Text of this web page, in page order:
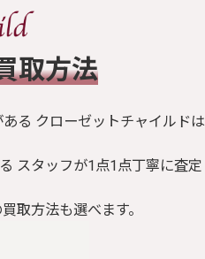
取方法
る クローゼットチャイルドは
スタッフが1点1点丁寧に査定
取方法も選べます。